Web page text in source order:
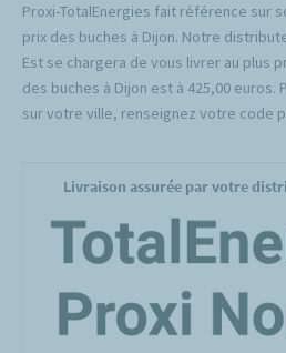
Proxi-TotalEnergies fait référence sur
prix des buches à Dijon. Notre
Est se chargera de vous livrer au plus
des buches à Dijon est à 425,00 euros.
sur votre ville, renseignez votre code
Livraison assurée par votre